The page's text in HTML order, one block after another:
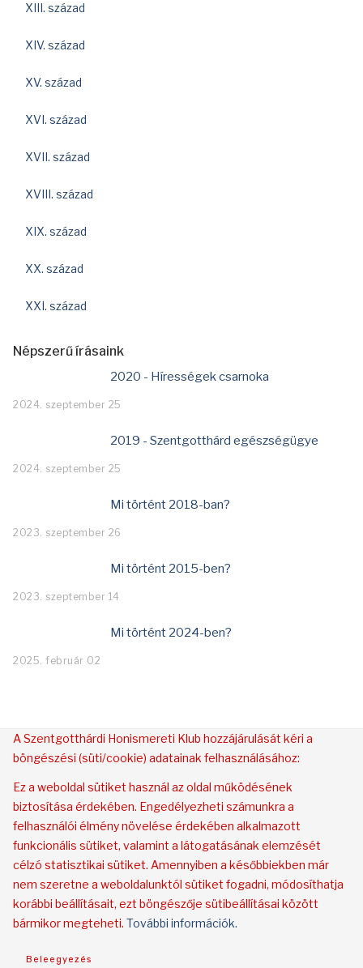
XIII. század
XIV. század
XV. század
XVI. század
XVII. század
XVIII. század
XIX. század
XX. század
XXI. század
Népszerű írásaink
2020 - Hírességek csarnoka
2024. szeptember 25
2019 - Szentgotthárd egészségügye
2024. szeptember 25
Mi történt 2018-ban?
2023. szeptember 26
Mi történt 2015-ben?
2023. szeptember 14
Mi történt 2024-ben?
2025. február 02
A Szentgotthárdi Honismereti Klub hozzájárulását kéri a
böngészési (süti/cookie) adatainak felhasználásához:
Ez a weboldal sütiket használ az oldal működésének
biztosítása érdekében. Engedélyezheti számunkra a
felhasználói élmény növelése érdekében alkalmazott
funkcionális sütiket, valamint a látogatásának elemzését
célzó statisztikai sütiket. Amennyiben a későbbiekben már
nem szeretne a weboldalunktól sütiket fogadni, módosíthatja
korábbi beállításait, ezt böngészője sütibeállításai között
bármikor megteheti. További információk.
Beleegyezés